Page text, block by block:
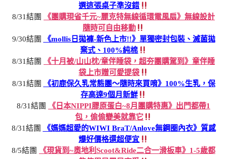
選這張桌子準沒錯
8/31結團
《團購現省千元~麗克特無線循環電風扇》無線設計
隨時可自由移動
9/30結團
《mollis日拋褲-新色上市!!》單獨密封包裝、滅菌拋
棄式、100%純棉
8/31結團
《十月被/山山枕/童伴睡袋，超夯團購駕到》童伴睡
袋上市贈可愛提袋
8/31結團
《初鹿保久乳常態團～隨時來買唷》100%生乳，保
存高達9個月新鮮
8/31結團
《日本NIPPI膠原蛋白~8月團購特惠》出門都帶1
包，偷偷變美就靠它
8/31結團
《媽媽超愛的WIWI BraT/Anlove無鋼圈內衣》質感
爆好價格還超便宜
8/5結團
《現貨到~奧地利Scoot&Ride二合一滑板車》1-5歲都